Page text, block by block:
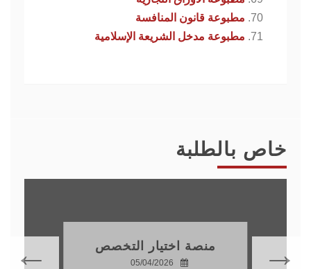
مطبوعة قانون المنافسة
مطبوعة مدخل الشريعة الإسلامية
خاص بالطلبة
للموسم الجامعي
2027/2026